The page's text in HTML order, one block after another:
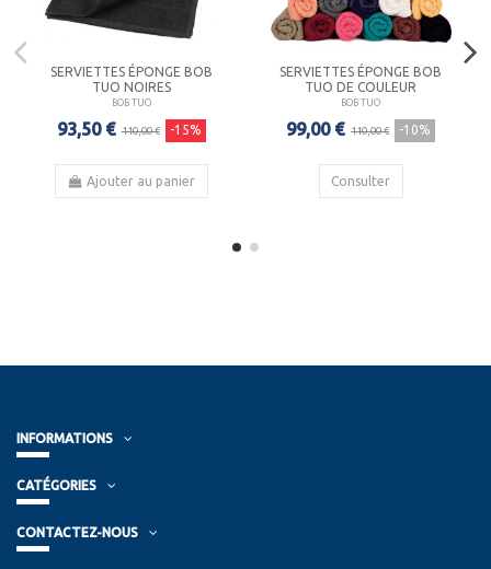
SERVIETTES ÉPONGE BOB
TUO NOIRES
BOB TUO
93,50 € 110,00 € -15%
Ajouter au panier
SERVIETTES ÉPONGE BOB
TUO DE COULEUR
BOB TUO
99,00 € 110,00 € -10%
Consulter
INFORMATIONS
CATÉGORIES
CONTACTEZ-NOUS